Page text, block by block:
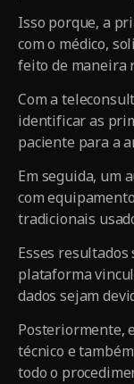
Isso porque, a
com o médico,
feito de maneira
Com a
identificar as
paciente para a
Em seguida, um
com
tradicionais
Esses
plataforma
dados sejam
Posteriormente,
técnico e
todo o